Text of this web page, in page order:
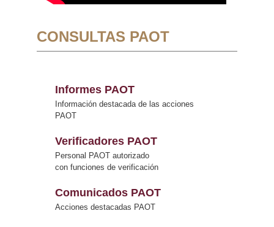
CONSULTAS PAOT
Informes PAOT
Información destacada de las acciones
PAOT
Verificadores PAOT
Personal PAOT autorizado
con funciones de verificación
Comunicados PAOT
Acciones destacadas PAOT